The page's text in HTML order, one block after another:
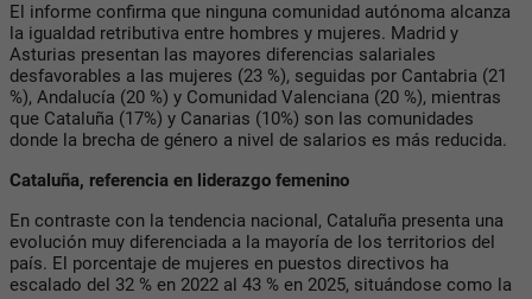
El informe confirma que ninguna comunidad autónoma alcanza
la igualdad retributiva entre hombres y mujeres. Madrid y
Asturias presentan las mayores diferencias salariales
desfavorables a las mujeres (23 %), seguidas por Cantabria (21
%), Andalucía (20 %) y Comunidad Valenciana (20 %), mientras
que Cataluña (17%) y Canarias (10%) son las comunidades
donde la brecha de género a nivel de salarios es más reducida.
Cataluña, referencia en liderazgo femenino
En contraste con la tendencia nacional, Cataluña presenta una
evolución muy diferenciada a la mayoría de los territorios del
país. El porcentaje de mujeres en puestos directivos ha
escalado del 32 % en 2022 al 43 % en 2025, situándose como la